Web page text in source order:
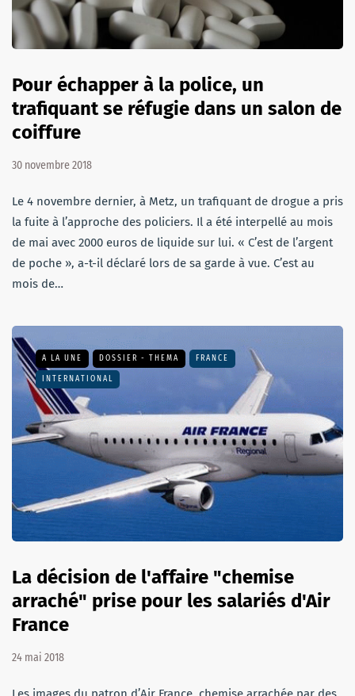
Pour échapper à la police, un
trafiquant se réfugie dans un salon de
coiffure
30 novembre 2018
Le 4 novembre dernier, à Metz, un trafiquant de drogue a pris
la fuite à l’approche des policiers. Il a été interpellé au mois
de mai avec 2000 euros de liquide sur lui. « C’est de l’argent
de poche », a-t-il déclaré lors de sa garde à vue. C’est au
mois de…
A LA UNE DOSSIER - THEMA FRANCE
INTERNATIONAL
La décision de l'affaire "chemise
arraché" prise pour les salariés d'Air
France
24 mai 2018